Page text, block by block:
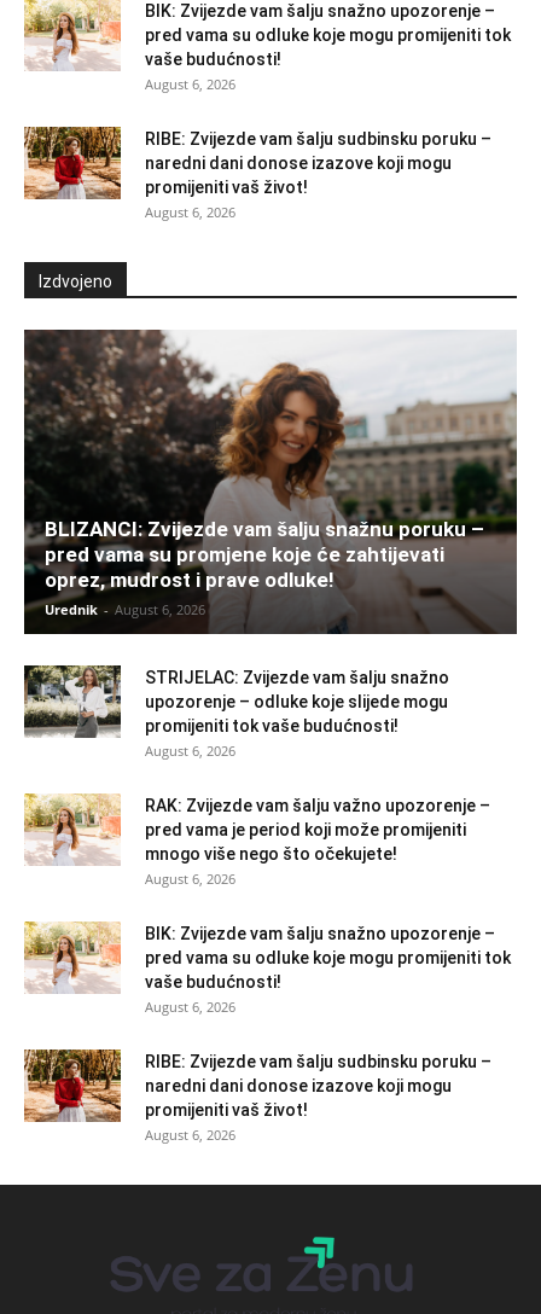
BIK: Zvijezde vam šalju snažno upozorenje –
pred vama su odluke koje mogu promijeniti tok
vaše budućnosti!
August 6, 2026
RIBE: Zvijezde vam šalju sudbinsku poruku –
naredni dani donose izazove koji mogu
promijeniti vaš život!
August 6, 2026
Izdvojeno
BLIZANCI: Zvijezde vam šalju snažnu poruku –
pred vama su promjene koje će zahtijevati
oprez, mudrost i prave odluke!
Urednik - August 6, 2026
STRIJELAC: Zvijezde vam šalju snažno
upozorenje – odluke koje slijede mogu
promijeniti tok vaše budućnosti!
August 6, 2026
RAK: Zvijezde vam šalju važno upozorenje –
pred vama je period koji može promijeniti
mnogo više nego što očekujete!
August 6, 2026
BIK: Zvijezde vam šalju snažno upozorenje –
pred vama su odluke koje mogu promijeniti tok
vaše budućnosti!
August 6, 2026
RIBE: Zvijezde vam šalju sudbinsku poruku –
naredni dani donose izazove koji mogu
promijeniti vaš život!
August 6, 2026